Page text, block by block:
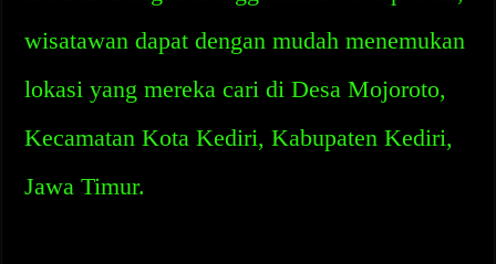
wisatawan dapat dengan mudah menemukan
lokasi yang mereka cari di Desa Mojoroto,
Kecamatan Kota Kediri, Kabupaten Kediri,
Jawa Timur.